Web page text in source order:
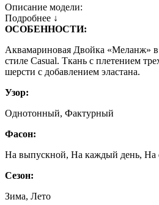
Описание модели:
Подробнее ↓
ОСОБЕННОСТИ:
Аквамариновая Двойка «Меланж» в
стиле Casual. Ткань с плетением
шерсти с добавлением эластана.
Узор:
Однотонный, Фактурный
Фасон:
На выпускной, На каждый день, На
Сезон:
Зима, Лето